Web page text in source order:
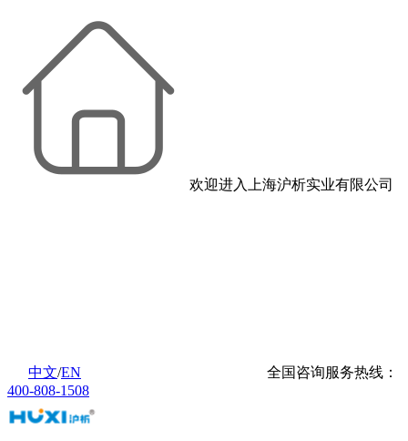
欢迎进入上海沪析实业有限公司
中文/EN
全国咨询服务热线：
400-808-1508